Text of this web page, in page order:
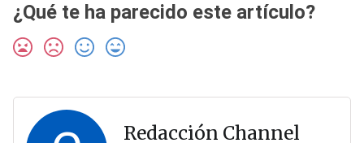
¿Qué te ha parecido este artículo?
Redacción Channel